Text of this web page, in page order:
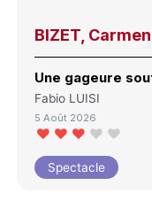
BIZET,
Une gageure
Fabio LUISI
5 Août 2026
Spectacle